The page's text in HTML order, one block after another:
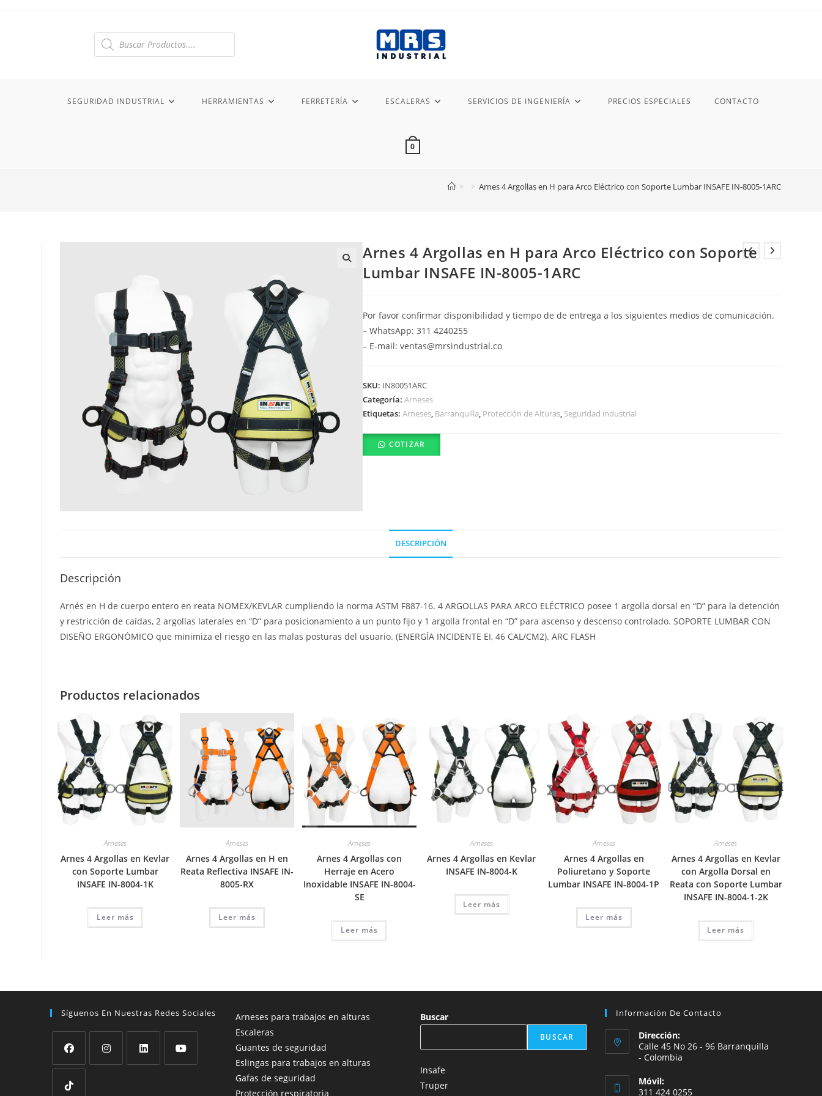
Búsqueda
SEGURIDAD INDUSTRIAL HERRAMIENTAS FERRETERÍA ESCALERAS SERVICIOS DE INGENIERÍA PRECIOS ESPECIALES CONTACTO
0
> > Arnes 4 Argollas en H para Arco Eléctrico con Soporte Lumbar INSAFE IN-8005-1ARC
Arnes 4 Argollas en H para Arco Eléctrico con Soporte
Lumbar INSAFE IN-8005-1ARC
Por favor confirmar disponibilidad y tiempo de de entrega a los siguientes medios de comunicación.
– WhatsApp: 311 4240255
– E-mail: ventas@mrsindustrial.co
SKU: IN80051ARC
Categoría:Arneses
Etiquetas:Arneses Barranquilla Protección de Alturas Seguridad industrial
COTIZAR
DESCRIPCIÓN
Descripción
Arnés en H de cuerpo entero en reata NOMEX/KEVLAR cumpliendo la norma ASTM F887-16. 4 ARGOLLAS PARA ARCO ELÉCTRICO posee 1 argolla dorsal en “D” para la detención
y restricción de caídas, 2 argollas laterales en “D” para posicionamiento a un punto fijo y 1 argolla frontal en “D” para ascenso y descenso controlado. SOPORTE LUMBAR CON
DISEÑO ERGONÓMICO que minimiza el riesgo en las malas posturas del usuario. (ENERGÍA INCIDENTE EI, 46 CAL/CM2). ARC FLASH
Productos relacionados
Arneses
Arnes 4 Argollas en Kevlar
con Soporte Lumbar
INSAFE IN-8004-1K
Leer más
Arneses
Arnes 4 Argollas en H en
Reata Reflectiva INSAFE IN-
8005-RX
Leer más
Arneses
Arnes 4 Argollas con
Herraje en Acero
Inoxidable INSAFE IN-8004-
SE
Leer más
Arneses
Arnes 4 Argollas en Kevlar
INSAFE IN-8004-K
Leer más
Arneses
Arnes 4 Argollas en
Poliuretano y Soporte
Lumbar INSAFE IN-8004-1P
Leer más
Arneses
Arnes 4 Argollas en Kevlar
con Argolla Dorsal en
Reata con Soporte Lumbar
INSAFE IN-8004-1-2K
Leer más
Síguenos En Nuestras Redes Sociales
Se
abre
Arneses para trabajos en alturas
Escaleras
Guantes de seguridad
Eslingas para trabajos en alturas
Gafas de seguridad
Protección respiratoria
Buscar
BUSCAR
Insafe
Truper
Información De Contacto
Dirección:
Calle 45 No 26 - 96 Barranquilla
- Colombia
Móvil:
311 424 0255